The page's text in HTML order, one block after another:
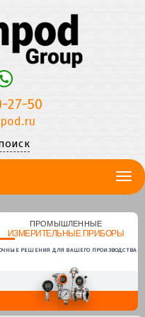
27-50
ПРОМЫШЛЕННЫЕ
ИЗМЕРИТЕЛЬНЫЕ ПРИБОРЫ
РЕШЕНИЯ ДЛЯ ВАШЕГО ПРОИЗВОДСТВА